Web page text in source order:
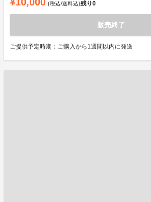
(税込/送料込)残り0
販売終了
ご提供予定時期：ご購入から1週間以内に発送